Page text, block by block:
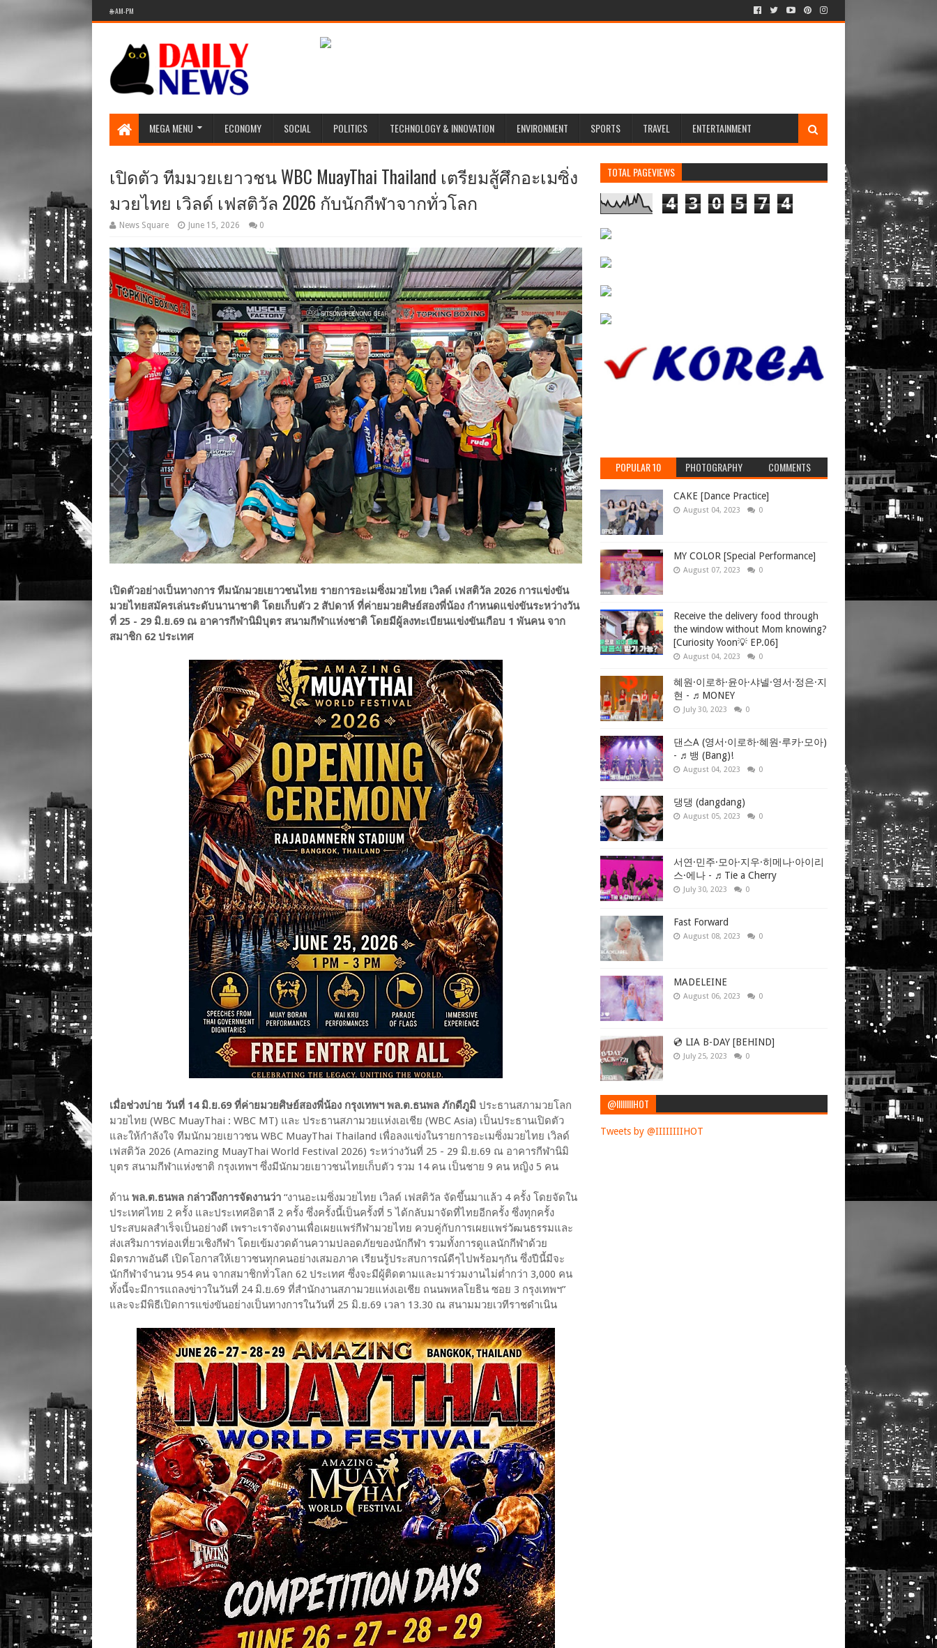
🌐 AM-PM
MEGA MENU ECONOMY SOCIAL POLITICS TECHNOLOGY & INNOVATION ENVIRONMENT SPORTS TRAVEL ENTERTAINMENT
เปิดตัว ทีมมวยเยาวชน WBC MuayThai Thailand เตรียมสู้ศึกอะเมซิ่ง
มวยไทย เวิลด์ เฟสติวัล 2026 กับนักกีฬาจากทั่วโลก
News Square June 15, 2026 0
เปิดตัวอย่างเป็นทางการ ทีมนักมวยเยาวชนไทย รายการอะเมซิ่งมวยไทย เวิลด์ เฟสติวัล 2026 การแข่งขัน
มวยไทยสมัครเล่นระดับนานาชาติ โดยเก็บตัว 2 สัปดาห์ ที่ค่ายมวยศิษย์สองพี่น้อง กำหนดแข่งขันระหว่างวัน
ที่ 25 - 29 มิ.ย.69 ณ อาคารกีฬานิมิบุตร สนามกีฬาแห่งชาติ โดยมีผู้ลงทะเบียนแข่งขันเกือบ 1 พันคน จาก
สมาชิก 62 ประเทศ
เมื่อช่วงบ่าย วันที่ 14 มิ.ย.69 ที่ค่ายมวยศิษย์สองพี่น้อง กรุงเทพฯ พล.ต.ธนพล ภักดีภูมิ ประธานสภามวยโลก
มวยไทย (WBC MuayThai : WBC MT) และ ประธานสภามวยแห่งเอเชีย (WBC Asia) เป็นประธานเปิดตัว
และให้กำลังใจ ทีมนักมวยเยาวชน WBC MuayThai Thailand เพื่อลงแข่งในรายการอะเมซิ่งมวยไทย เวิลด์
เฟสติวัล 2026 (Amazing MuayThai World Festival 2026) ระหว่างวันที่ 25 - 29 มิ.ย.69 ณ อาคารกีฬานิมิ
บุตร สนามกีฬาแห่งชาติ กรุงเทพฯ ซึ่งมีนักมวยเยาวชนไทยเก็บตัว รวม 14 คน เป็นชาย 9 คน หญิง 5 คน
ด้าน พล.ต.ธนพล กล่าวถึงการจัดงานว่า “งานอะเมซิ่งมวยไทย เวิลด์ เฟสติวัล จัดขึ้นมาแล้ว 4 ครั้ง โดยจัดใน
ประเทศไทย 2 ครั้ง และประเทศอิตาลี 2 ครั้ง ซึ่งครั้งนี้เป็นครั้งที่ 5 ได้กลับมาจัดที่ไทยอีกครั้ง ซึ่งทุกครั้ง
ประสบผลสำเร็จเป็นอย่างดี เพราะเราจัดงานเพื่อเผยแพร่กีฬามวยไทย ควบคู่กับการเผยแพร่วัฒนธรรมและ
ส่งเสริมการท่องเที่ยวเชิงกีฬา โดยเข้มงวดด้านความปลอดภัยของนักกีฬา รวมทั้งการดูแลนักกีฬาด้วย
มิตรภาพอันดี เปิดโอกาสให้เยาวชนทุกคนอย่างเสมอภาค เรียนรู้ประสบการณ์ดีๆไปพร้อมๆกัน ซึ่งปีนี้มีจะ
นักกีฬาจำนวน 954 คน จากสมาชิกทั่วโลก 62 ประเทศ ซึ่งจะมีผู้ติดตามและมาร่วมงานไม่ต่ำกว่า 3,000 คน
ทั้งนี้จะมีการแถลงข่าวในวันที่ 24 มิ.ย.69 ที่สำนักงานสภามวยแห่งเอเชีย ถนนพหลโยธิน ซอย 3 กรุงเทพฯ”
และจะมีพิธีเปิดการแข่งขันอย่างเป็นทางการในวันที่ 25 มิ.ย.69 เวลา 13.30 ณ สนามมวยเวทีราชดำเนิน
TOTAL PAGEVIEWS
4 3 0 5 7 4
POPULAR 10 PHOTOGRAPHY COMMENTS
CAKE [Dance Practice]
August 04, 2023 0
MY COLOR [Special Performance]
August 07, 2023 0
Receive the delivery food through
the window without Mom knowing?
[Curiosity Yoon💡 EP.06]
August 04, 2023 0
혜원·이로하·윤아·샤넬·영서·정은·지
현 - ♬MONEY
July 30, 2023 0
댄스A (영서·이로하·혜원·루카·모아)
- ♬뱅 (Bang)!
August 04, 2023 0
댕댕 (dangdang)
August 05, 2023 0
서연·민주·모아·지우·히메나·아이리
스·에나 - ♬Tie a Cherry
July 30, 2023 0
Fast Forward
August 08, 2023 0
MADELEINE
August 06, 2023 0
💿 LIA B-DAY [BEHIND]
July 25, 2023 0
@IIIIIIIIHOT
Tweets by @IIIIIIIIHOT